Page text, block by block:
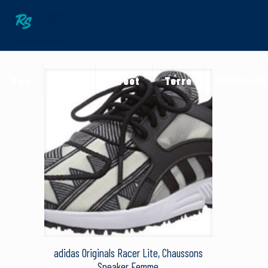
Street Terre
adidas Originals Racer Lite, Chaussons